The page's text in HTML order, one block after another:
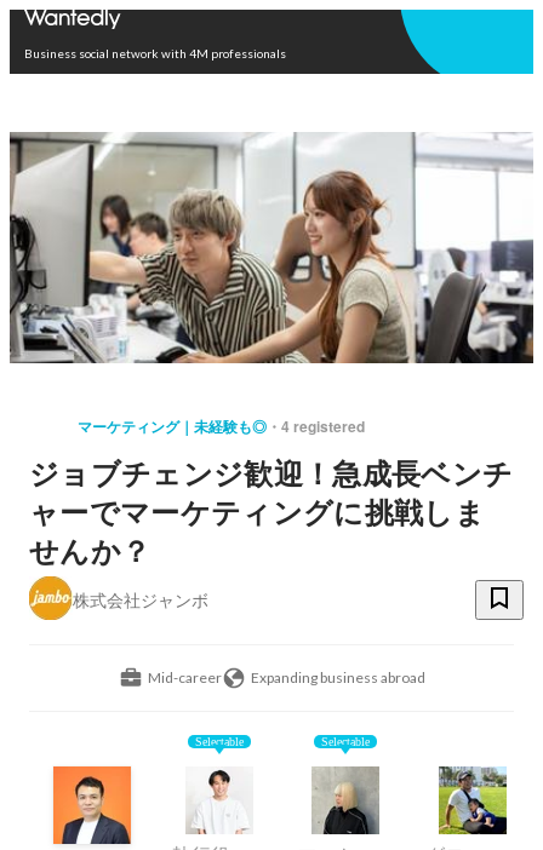
Business social network with 4M professionals
マーケティング｜未経験も◎ 4 registered
ジョブチェンジ歓迎！急成長ベンチ
ャーでマーケティングに挑戦しま
せんか？
株式会社ジャンボ
Mid-career Expanding business abroad
Selectable Selectable